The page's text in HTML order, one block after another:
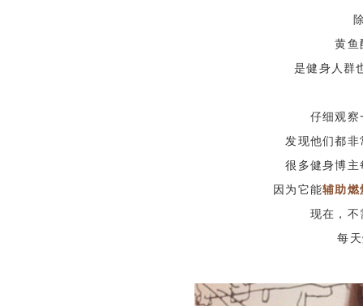
黄鱼
是健身人群
仔细观察
发现他们都非
很多健身博
因为它能辅助燃
现在，不
每